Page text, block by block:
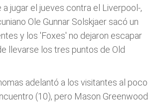
a jugar el jueves contra el Liverpool-,
Ole Gunnar Solskjaer sacó un
y los 'Foxes' no dejaron escapar
llevarse los tres puntos de Old
adelantó a los visitantes al poco
(10), pero Mason Greenwood